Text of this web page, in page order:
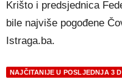
Krišto i predsjednica
bile najviše pogođene
Istraga.ba.
NAJČITANIJE U POSLJEDNJA 3